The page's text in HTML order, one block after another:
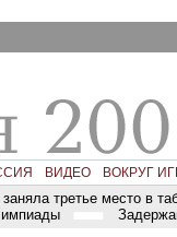
ВИДЕО ВОКРУГ
заняла третье место в